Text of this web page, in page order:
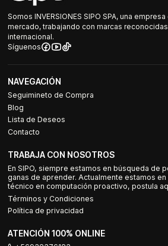
Somos INVERSIONES SIPO SPA, una
mercado, trabajando con marcas
internacional.
Síguenos
NAVEGACIÓN
Seguimineto de Compra
Blog
Lista de Deseos
Contacto
TRABAJA CON NOSOTROS
En SIPO, siempre estamos en búsqueda de
ganas de aprender. Actualmente estamos en
técnico en computación proactivo, postula
Términos y Condiciones
Política de privacidad
ATENCIÓN 100% ONLINE